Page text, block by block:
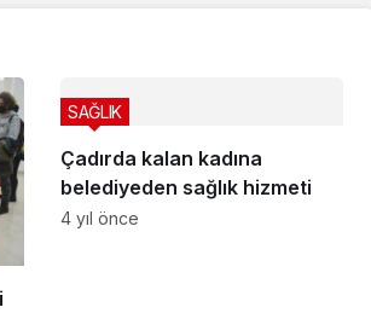
Çadırda kalan kadına
belediyeden sağlık hizmeti
SAĞLIK
4 yıl önce